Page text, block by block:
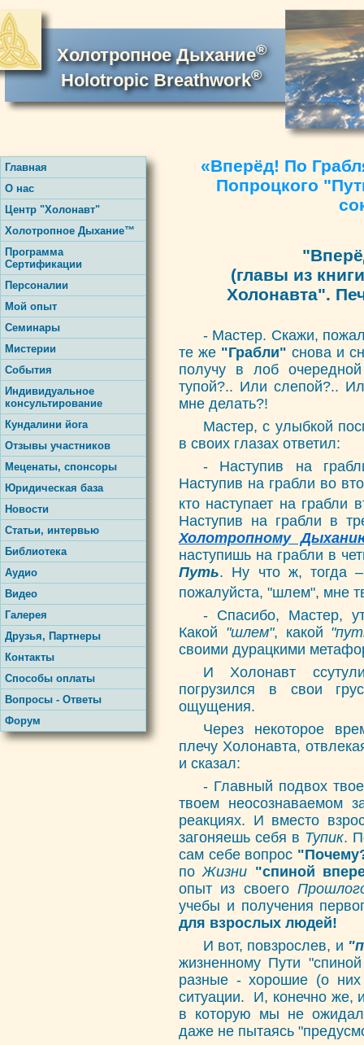
Холотропное Дыхание®
Holotropic Breathwork®
«Вперёд! По
Попроцкого
(главы из
Холонавта".
- Мастер. Скажи,
те же "Грабли" снова и
получу в лоб
тупой?.. Или слепой?..
мне делать?!
Мастер, с улыбкой
в своих глазах ответил:
- Наступив на
Наступив на грабли во
кто наступает на грабли
Наступив на грабли в
Холотропному
наступишь на грабли в
Путь. Ну что ж, тогда –
пожалуйста, "шлем", мне
- Спасибо, Мастер,
Какой "шлем", какой
своими дурацкими
И Холонавт
погрузился в свои
ощущения.
Через некоторое
плечу Холонавта,
и сказал:
- Главный подвох
твоем неосознаваемом
реакциях. И вместо
загоняешь себя в Тупик.
сам себе вопрос
поЖизни "спиной
опыт из своего
учебы и получения
для взрослых людей!
И вот, повзрослев, и
жизненному Пути
разные - хорошие (о них
ситуации. И, конечно же,
в которую мы не
даже не пытаясь
Главная
О нас
Центр "Холонавт"
Холотропное Дыхание™
Программа
Сертификации
Персоналии
Мой опыт
Семинары
Мистерии
События
Индивидуальное
консультирование
Кундалини йога
Отзывы участников
Меценаты, спонсоры
Юридическая база
Новости
Статьи, интервью
Библиотека
Аудио
Видео
Галерея
Друзья, Партнеры
Контакты
Способы оплаты
Вопросы - Ответы
Форум